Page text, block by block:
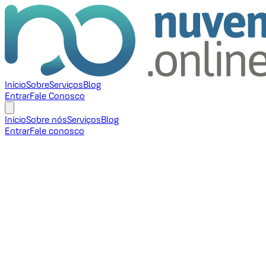
InícioSobreServiçosBlog
EntrarFale Conosco
InícioSobre nósServiçosBlog
EntrarFale conosco